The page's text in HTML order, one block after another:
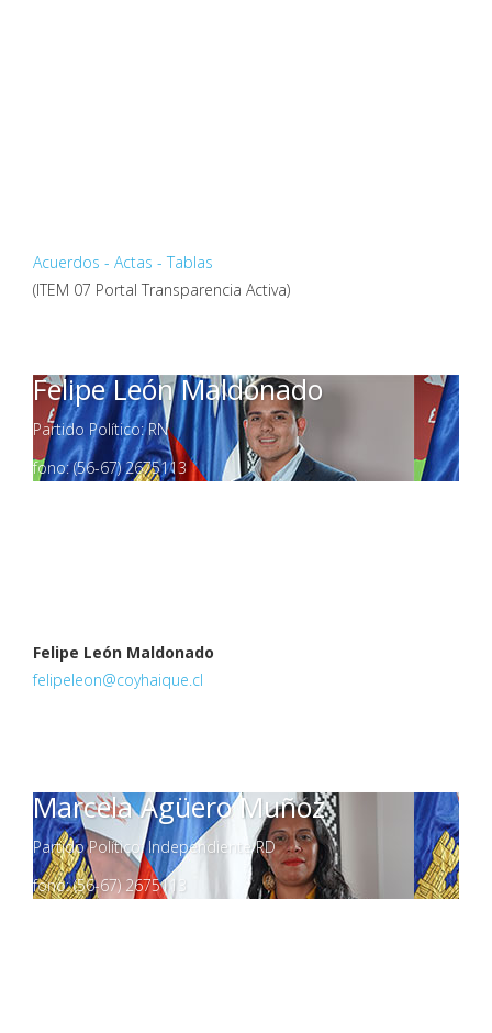
Acuerdos - Actas - Tablas
(ITEM 07 Portal Transparencia Activa)
Felipe León Maldonado
Partido Político: RN
fono: (56-67) 2675113
Felipe León Maldonado
felipeleon@coyhaique.cl
Marcela Agüero Muñoz
Partido Político: Independiente RD
fono: (56-67) 2675113